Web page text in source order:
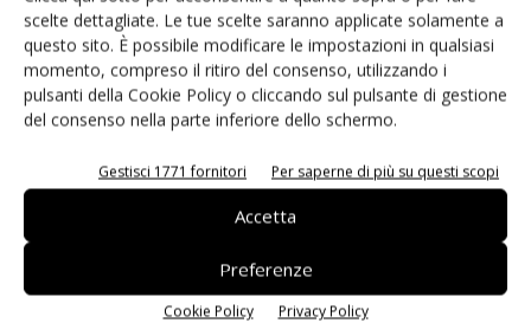
scelte dettagliate. Le tue scelte saranno applicate solamente a
questo sito. È possibile modificare le impostazioni in qualsiasi
momento, compreso il ritiro del consenso, utilizzando i
pulsanti della Cookie Policy o cliccando sul pulsante di gestione
del consenso nella parte inferiore dello schermo.
Gestisci 1771 fornitori Per saperne di più su questi scopi
Accetta
Preferenze
Cookie Policy Privacy Policy